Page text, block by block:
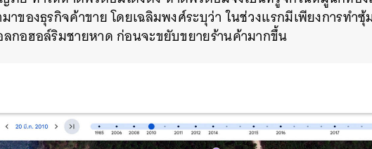
าของธุรกิจค้าขาย โดยเฉลิมพงศ์ระบุว่า ในช่วงแรกมีเพียงการทำ
กอฮอล์ริมชายหาด ก่อนจะขยับขยายร้านค้ามากขึ้น